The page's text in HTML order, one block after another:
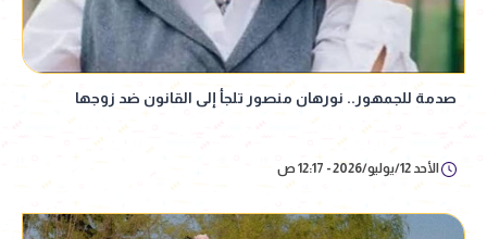
صدمة للجمهور.. نورهان منصور تلجأ إلى القانون ضد زوجها
الأحد 12/يوليو/2026 - 12:17 ص